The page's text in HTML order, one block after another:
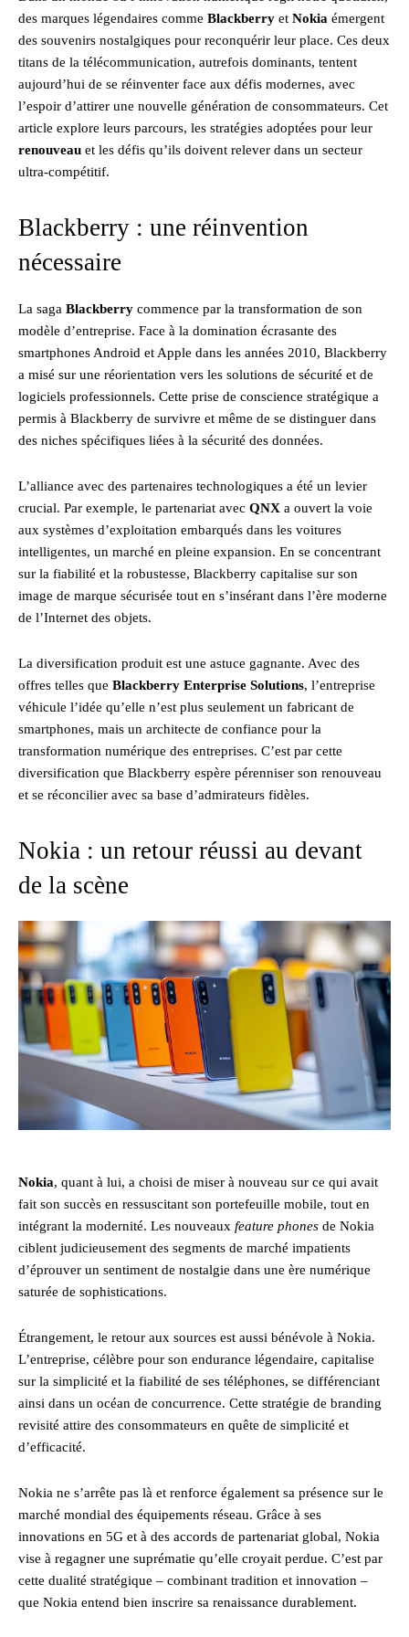
des marques légendaires comme Blackberry et Nokia émergent
des souvenirs nostalgiques pour reconquérir leur place. Ces deux
titans de la télécommunication, autrefois dominants, tentent
aujourd’hui de se réinventer face aux défis modernes, avec
l’espoir d’attirer une nouvelle génération de consommateurs. Cet
article explore leurs parcours, les stratégies adoptées pour leur
renouveau et les défis qu’ils doivent relever dans un secteur
ultra-compétitif.
Blackberry : une réinvention
nécessaire
La saga Blackberry commence par la transformation de son
modèle d’entreprise. Face à la domination écrasante des
smartphones Android et Apple dans les années 2010, Blackberry
a misé sur une réorientation vers les solutions de sécurité et de
logiciels professionnels. Cette prise de conscience stratégique a
permis à Blackberry de survivre et même de se distinguer dans
des niches spécifiques liées à la sécurité des données.
L’alliance avec des partenaires technologiques a été un levier
crucial. Par exemple, le partenariat avec QNX a ouvert la voie
aux systèmes d’exploitation embarqués dans les voitures
intelligentes, un marché en pleine expansion. En se concentrant
sur la fiabilité et la robustesse, Blackberry capitalise sur son
image de marque sécurisée tout en s’insérant dans l’ère moderne
de l’Internet des objets.
La diversification produit est une astuce gagnante. Avec des
offres telles que Blackberry Enterprise Solutions, l’entreprise
véhicule l’idée qu’elle n’est plus seulement un fabricant de
smartphones, mais un architecte de confiance pour la
transformation numérique des entreprises. C’est par cette
diversification que Blackberry espère pérenniser son renouveau
et se réconcilier avec sa base d’admirateurs fidèles.
Nokia : un retour réussi au devant
de la scène
Nokia, quant à lui, a choisi de miser à nouveau sur ce qui avait
fait son succès en ressuscitant son portefeuille mobile, tout en
intégrant la modernité. Les nouveaux feature phones de Nokia
ciblent judicieusement des segments de marché impatients
d’éprouver un sentiment de nostalgie dans une ère numérique
saturée de sophistications.
Étrangement, le retour aux sources est aussi bénévole à Nokia.
L’entreprise, célèbre pour son endurance légendaire, capitalise
sur la simplicité et la fiabilité de ses téléphones, se différenciant
ainsi dans un océan de concurrence. Cette stratégie de branding
revisité attire des consommateurs en quête de simplicité et
d’efficacité.
Nokia ne s’arrête pas là et renforce également sa présence sur le
marché mondial des équipements réseau. Grâce à ses
innovations en 5G et à des accords de partenariat global, Nokia
vise à regagner une suprématie qu’elle croyait perdue. C’est par
cette dualité stratégique – combinant tradition et innovation –
que Nokia entend bien inscrire sa renaissance durablement.